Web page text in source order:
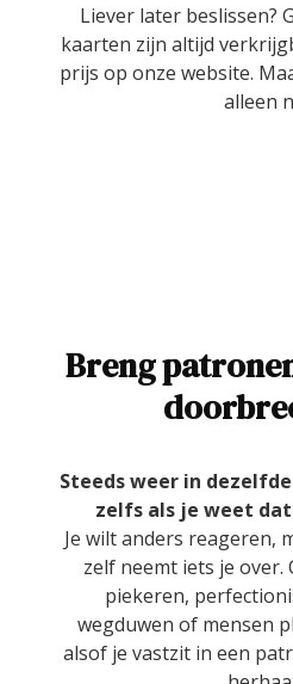
Liever later beslissen?
kaarten zijn altijd
prijs op onze website.
alleen
Breng
Steeds weer in
zelfs als je weet
Je wilt anders reageren,
zelf neemt iets je over.
piekeren,
wegduwen of mensen
alsof je vastzit in een